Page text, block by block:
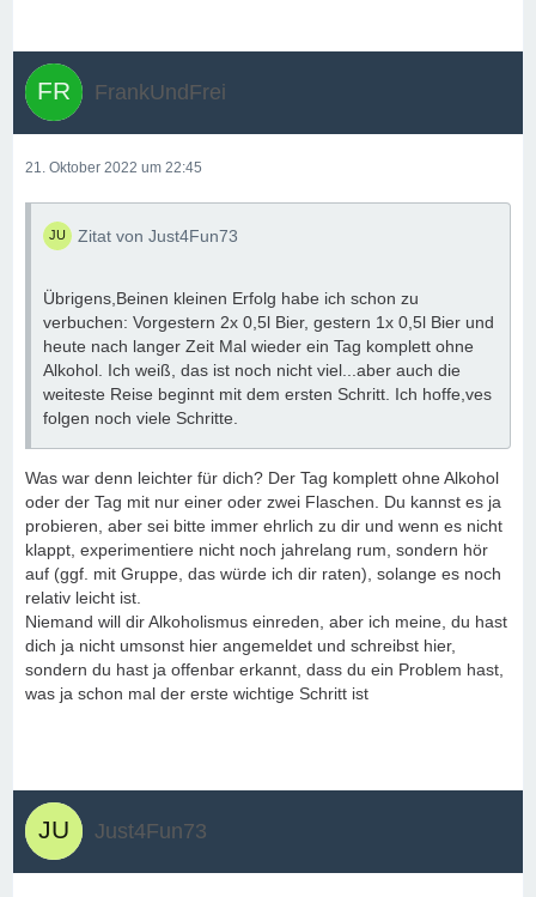
FrankUndFrei
21. Oktober 2022 um 22:45
Zitat von Just4Fun73
Übrigens,Beinen kleinen Erfolg habe ich schon zu
verbuchen: Vorgestern 2x 0,5l Bier, gestern 1x 0,5l Bier und
heute nach langer Zeit Mal wieder ein Tag komplett ohne
Alkohol. Ich weiß, das ist noch nicht viel...aber auch die
weiteste Reise beginnt mit dem ersten Schritt. Ich hoffe,ves
folgen noch viele Schritte.
Was war denn leichter für dich? Der Tag komplett ohne Alkohol
oder der Tag mit nur einer oder zwei Flaschen. Du kannst es ja
probieren, aber sei bitte immer ehrlich zu dir und wenn es nicht
klappt, experimentiere nicht noch jahrelang rum, sondern hör
auf (ggf. mit Gruppe, das würde ich dir raten), solange es noch
relativ leicht ist.
Niemand will dir Alkoholismus einreden, aber ich meine, du hast
dich ja nicht umsonst hier angemeldet und schreibst hier,
sondern du hast ja offenbar erkannt, dass du ein Problem hast,
was ja schon mal der erste wichtige Schritt ist
Just4Fun73